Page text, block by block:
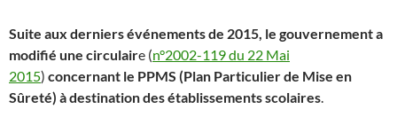
Suite aux derniers événements de 2015, le gouvernement a
modifié une circulaire (n°2002-119 du 22 Mai
2015) concernant le PPMS (Plan Particulier de Mise en
Sûreté) à destination des établissementsscolaires.